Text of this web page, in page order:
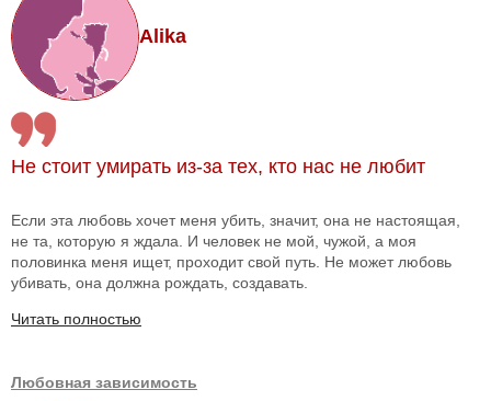
Alika
Не стоит умирать из-за тех, кто нас не любит
Если эта любовь хочет меня убить, значит, она не настоящая,
не та, которую я ждала. И человек не мой, чужой, а моя
половинка меня ищет, проходит свой путь. Не может любовь
убивать, она должна рождать, создавать.
Читать полностью
Любовная зависимость